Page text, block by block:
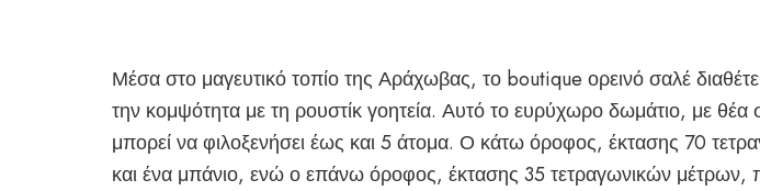
Μέσα στο μαγευτικό τοπίο της Αράχωβας, το boutique ορεινό σαλέ
την κομψότητα με τη ρουστίκ γοητεία. Αυτό το ευρύχωρο δωμάτιο, με
μπορεί να φιλοξενήσει έως και 5 άτομα. Ο κάτω όροφος, έκτασης 70
και ένα μπάνιο, ενώ ο επάνω όροφος, έκτασης 35 τετραγωνικών μέτρων,